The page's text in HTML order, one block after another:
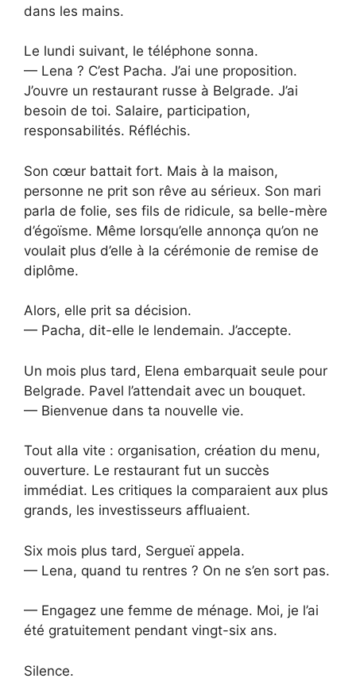
dans les mains.
Le lundi suivant, le téléphone sonna.
— Lena ? C’est Pacha. J’ai une proposition.
J’ouvre un restaurant russe à Belgrade. J’ai
besoin de toi. Salaire, participation,
responsabilités. Réfléchis.
Son cœur battait fort. Mais à la maison,
personne ne prit son rêve au sérieux. Son mari
parla de folie, ses fils de ridicule, sa belle-mère
d’égoïsme. Même lorsqu’elle annonça qu’on ne
voulait plus d’elle à la cérémonie de remise de
diplôme.
Alors, elle prit sa décision.
— Pacha, dit-elle le lendemain. J’accepte.
Un mois plus tard, Elena embarquait seule pour
Belgrade. Pavel l’attendait avec un bouquet.
— Bienvenue dans ta nouvelle vie.
Tout alla vite : organisation, création du menu,
ouverture. Le restaurant fut un succès
immédiat. Les critiques la comparaient aux plus
grands, les investisseurs affluaient.
Six mois plus tard, Sergueï appela.
— Lena, quand tu rentres ? On ne s’en sort pas.
— Engagez une femme de ménage. Moi, je l’ai
été gratuitement pendant vingt-six ans.
Silence.